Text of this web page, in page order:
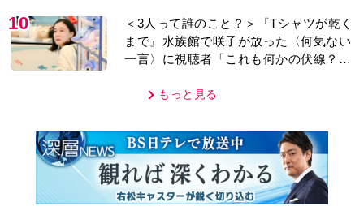
10
＜3人って誰のこと？＞『Tシャツが乾く
まで』水族館で咲子が放った〈何気ない
一言〉に視聴者「これも何かの伏線？」
もっと見る